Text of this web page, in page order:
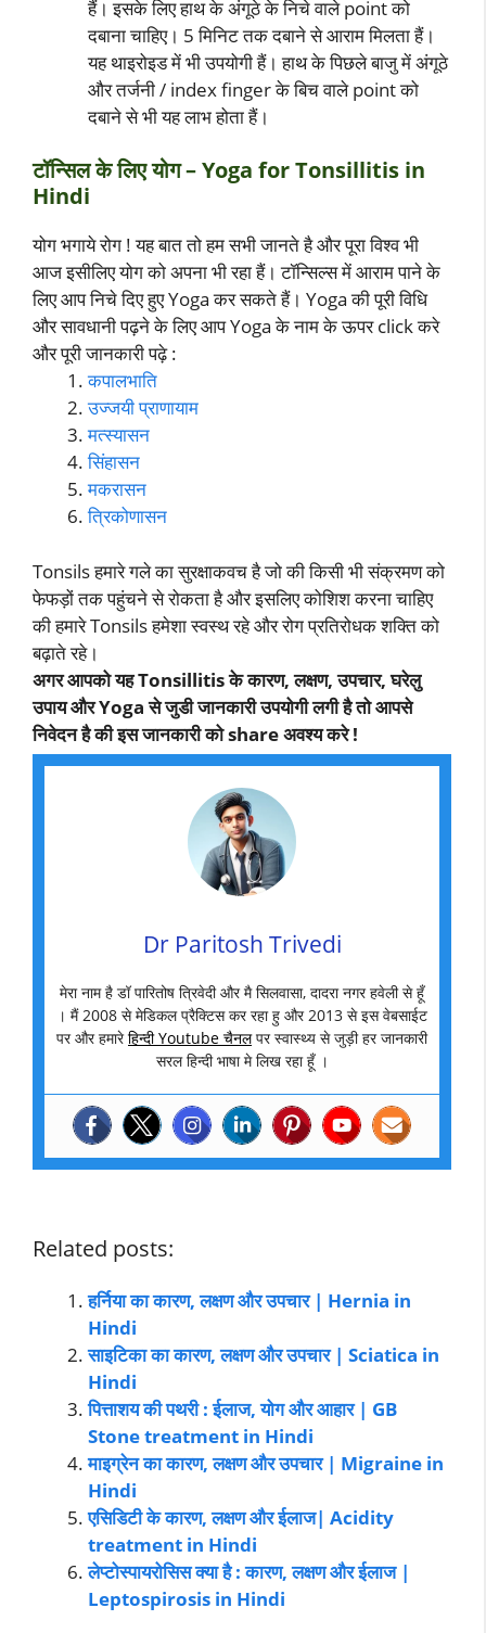
हैं। इसके लिए हाथ के अंगूठे के निचे वाले point को
दबाना चाहिए। 5 मिनिट तक दबाने से आराम मिलता हैं।
यह थाइरोइड में भी उपयोगी हैं। हाथ के पिछले बाजु में अंगूठे
और तर्जनी / index finger के बिच वाले point को
दबाने से भी यह लाभ होता हैं।
टॉन्सिल के लिए योग – Yoga for Tonsillitis in
Hindi
योग भगाये रोग ! यह बात तो हम सभी जानते है और पूरा विश्व भी
आज इसीलिए योग को अपना भी रहा हैं। टॉन्सिल्स में आराम पाने के
लिए आप निचे दिए हुए Yoga कर सकते हैं। Yoga की पूरी विधि
और सावधानी पढ़ने के लिए आप Yoga के नाम के ऊपर click करे
और पूरी जानकारी पढ़े :
कपालभाति
उज्जयी प्राणायाम
मत्स्यासन
सिंहासन
मकरासन
त्रिकोणासन
Tonsils हमारे गले का सुरक्षाकवच है जो की किसी भी संक्रमण को
फेफड़ों तक पहुंचने से रोकता है और इसलिए कोशिश करना चाहिए
की हमारे Tonsils हमेशा स्वस्थ रहे और रोग प्रतिरोधक शक्ति को
बढ़ाते रहे।
अगर आपको यह Tonsillitis के कारण, लक्षण, उपचार, घरेलु
उपाय और Yoga से जुडी जानकारी उपयोगी लगी है तो आपसे
निवेदन है की इस जानकारी को share अवश्य करे !
Dr Paritosh Trivedi
मेरा नाम है डॉ पारितोष त्रिवेदी और मै सिलवासा, दादरा नगर हवेली से हूँ
। मैं 2008 से मेडिकल प्रैक्टिस कर रहा हु और 2013 से इस वेबसाईट
पर और हमारेहिन्दी Youtube चैनलपर स्वास्थ्य से जुड़ी हर जानकारी
सरल हिन्दी भाषा मे लिख रहा हूँ ।
Related posts:
हर्निया का कारण, लक्षण और उपचार | Hernia in
Hindi
साइटिका का कारण, लक्षण और उपचार | Sciatica in
Hindi
पित्ताशय की पथरी : ईलाज, योग और आहार | GB
Stone treatment in Hindi
माइग्रेन का कारण, लक्षण और उपचार | Migraine in
Hindi
एसिडिटी के कारण, लक्षण और ईलाज| Acidity
treatment in Hindi
लेप्टोस्पायरोसिस क्या है : कारण, लक्षण और ईलाज |
Leptospirosis in Hindi